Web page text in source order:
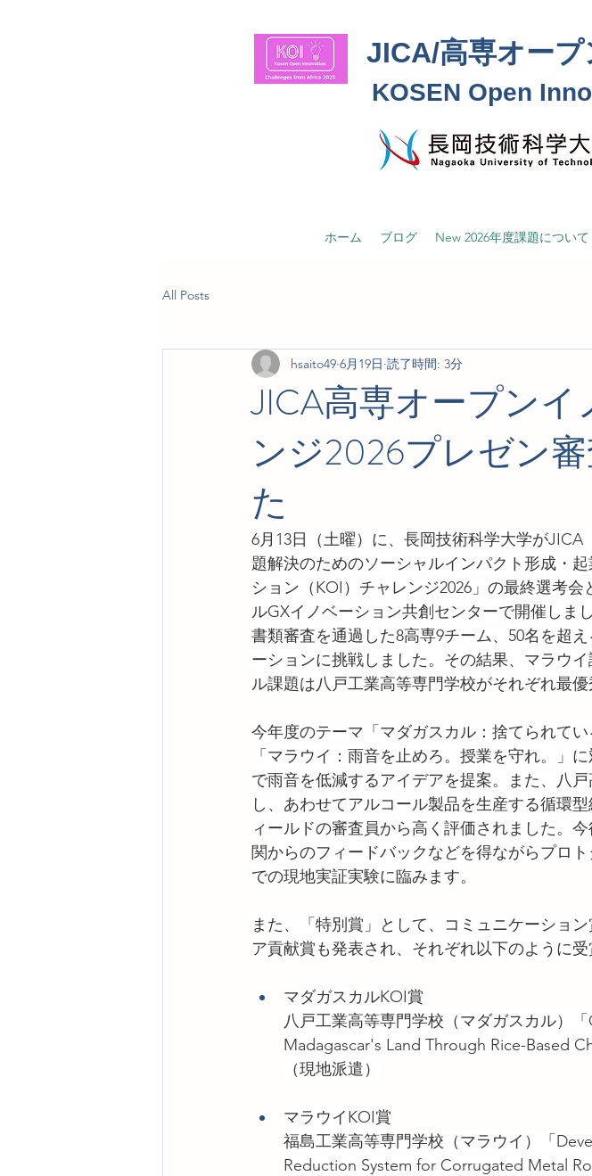
JICA/高専オー
KOSEN Open
ホーム ブログ New 2026年度課題について
All Posts
JICA高専オープン
ンジ2026プレゼン
た
hsaito49 6月19日 読了時間: 3分
6月13日（土曜）に、長岡技術科学大学が
題解決のためのソーシャルインパクト形成・
ション（KOI）チャレンジ2026」の最終選考
ルGXイノベーション共創センターで開催しま
書類審査を通過した8高専9チーム、50名を超
ーションに挑戦しました。その結果、マラウ
ル課題は八戸工業高等専門学校がそれぞれ最優
今年度のテーマ「マダガスカル：捨てられて
「マラウイ：雨音を止めろ。授業を守れ。」
で雨音を低減するアイデアを提案。また、八
し、あわせてアルコール製品を生産する循環
ィールドの審査員から高く評価されました。
関からのフィードバックなどを得ながらプロ
での現地実証実験に臨みます。
また、「特別賞」として、コミュニケーショ
ア貢献賞も発表され、それぞれ以下のように受
マダガスカルKOI賞
八戸工業高等専門学校（マダガスカル）
Madagascar's Land Through Rice-Based
（現地派遣）
マラウイKOI賞
福島工業高等専門学校（マラウイ）「
Reduction System for Corrugated Metal